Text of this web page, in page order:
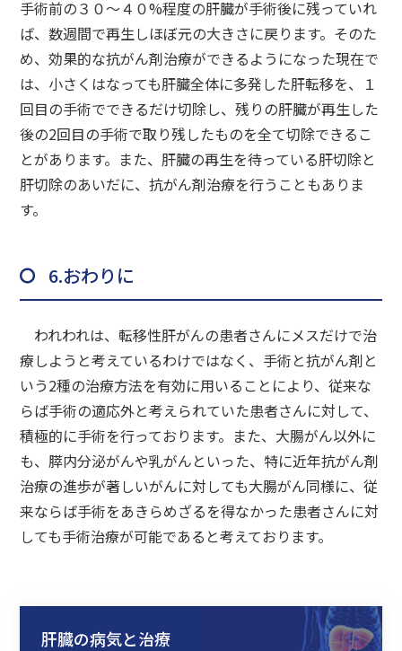
手術前の３０〜４０%程度の肝臓が手術後に残っていれ
ば、数週間で再生しほぼ元の大きさに戻ります。そのた
め、効果的な抗がん剤治療ができるようになった現在で
は、小さくはなっても肝臓全体に多発した肝転移を、１
回目の手術でできるだけ切除し、残りの肝臓が再生した
後の2回目の手術で取り残したものを全て切除できるこ
とがあります。また、肝臓の再生を待っている肝切除と
肝切除のあいだに、抗がん剤治療を行うこともありま
す。
6.おわりに
われわれは、転移性肝がんの患者さんにメスだけで治
療しようと考えているわけではなく、手術と抗がん剤と
いう2種の治療方法を有効に用いることにより、従来な
らば手術の適応外と考えられていた患者さんに対して、
積極的に手術を行っております。また、大腸がん以外に
も、膵内分泌がんや乳がんといった、特に近年抗がん剤
治療の進歩が著しいがんに対しても大腸がん同様に、従
来ならば手術をあきらめざるを得なかった患者さんに対
しても手術治療が可能であると考えております。
肝臓の病気と治療